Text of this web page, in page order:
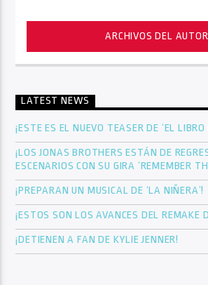
ARCHIVOS DEL AUTOR
LATEST NEWS
¡ESTE ES EL NUEVO TEASER DE ‘EL
¡LOS JONAS BROTHERS ESTÁN DE
ESCENARIOS CON SU GIRA ‘REMEMBER
¡PREPARAN UN MUSICAL DE ‘LA NIÑERA’!
¡ESTOS SON LOS AVANCES DEL REMAKE
¡DETIENEN A FAN DE KYLIE JENNER!